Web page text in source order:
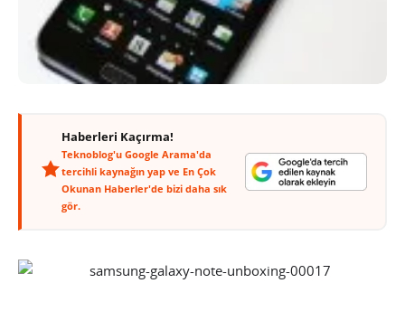
Haberleri Kaçırma!
Teknoblog'u Google Arama'da
tercihli kaynağın yap ve En Çok
Okunan Haberler'de bizi daha sık
gör.